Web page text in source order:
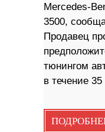
Mercedes-
3500,
Продавец
тюнингом
в течение